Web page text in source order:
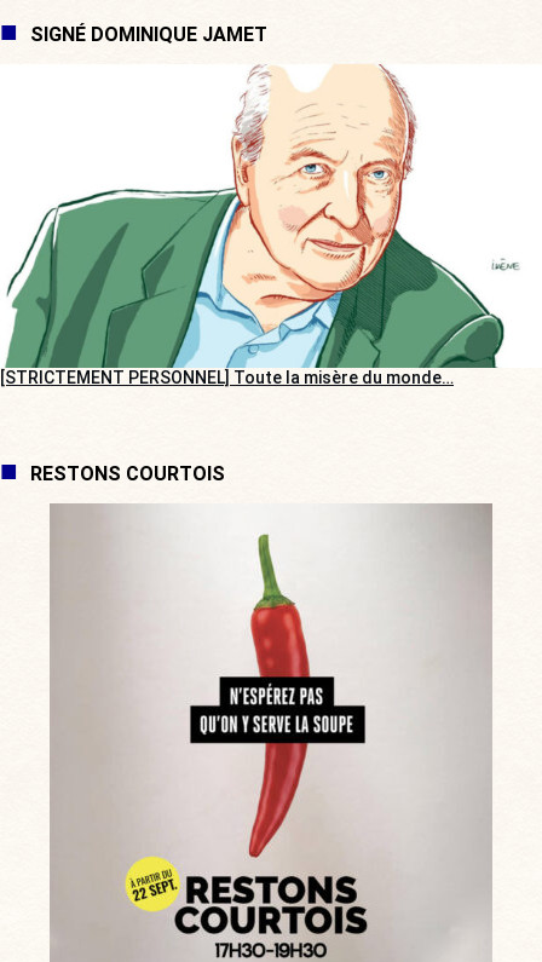
SIGNÉ DOMINIQUE JAMET
[STRICTEMENT PERSONNEL] Toute la misère du monde…
RESTONS COURTOIS